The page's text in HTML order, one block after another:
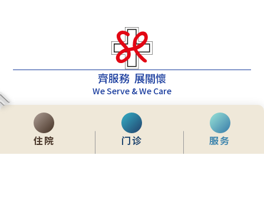
住院 门诊 服务
齊服務 展關懷
We Serve & We Care
enquiry@stpaul.org.hk
(852) 2890 6008